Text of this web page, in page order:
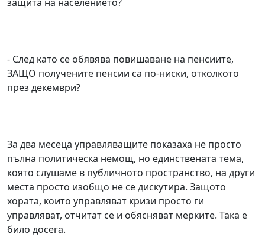
- След като се обявява повишаване на пенсиите,
ЗАЩО получените пенсии са по-ниски, отколкото
през декември?
За два месеца управляващите показаха не просто
пълна политическа немощ, но единствената тема,
която слушаме в публичното пространство, на други
места просто изобщо не се дискутира. Защото
хората, които управляват кризи просто ги
управляват, отчитат се и обясняват мерките. Така е
било досега.